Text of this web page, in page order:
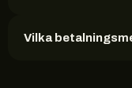
Vilka